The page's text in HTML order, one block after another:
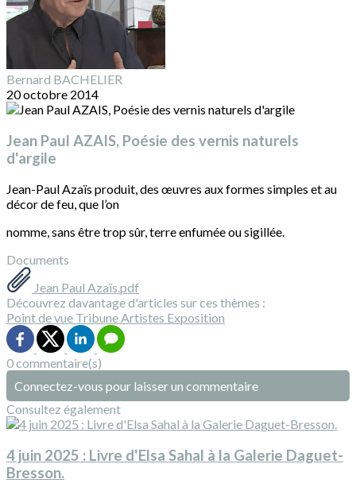
Bernard BACHELIER
20 octobre 2014
Jean Paul AZAIS, Poésie des vernis naturels
d'argile
Jean-Paul Azaïs produit, des œuvres aux formes simples et au
décor de feu, que l’on
nomme, sans être trop sûr, terre enfumée ou sigillée.
Documents
Jean Paul Azaïs.pdf
Découvrez davantage d'articles sur ces thèmes :
Point de vue TribuneArtistes Exposition
0 commentaire(s)
Connectez-vous pour laisser un commentaire
Consultez également
4 juin 2025 : Livre d'Elsa Sahal à la Galerie Daguet-
Bresson.